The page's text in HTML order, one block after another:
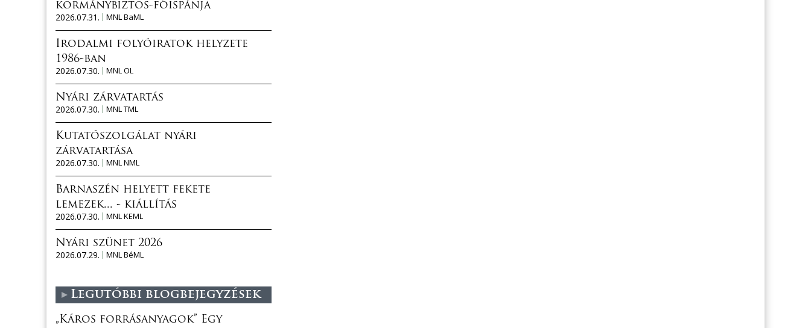
kormánybiztos-főispánja
2026.07.31.
MNL BaML
Irodalmi folyóiratok helyzete
1986-ban
2026.07.30.
MNL OL
Nyári zárvatartás
2026.07.30.
MNL TML
Kutatószolgálat nyári
zárvatartása
2026.07.30.
MNL NML
Barnaszén helyett fekete
lemezek... - kiállítás
2026.07.30.
MNL KEML
Nyári szünet 2026
2026.07.29.
MNL BéML
Legutóbbi blogbejegyzések
„Káros forrásanyagok” Egy